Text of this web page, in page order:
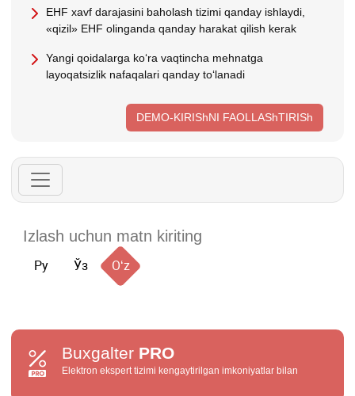
EHF хavf darajasini baholash tizimi qanday ishlaydi,
«qizil» EHF olinganda qanday harakat qilish kerak
Yangi qoidalarga koʻra vaqtincha mehnatga
layoqatsizlik nafaqalari qanday toʻlanadi
DEMO-KIRIShNI FAOLLAShTIRISh
Ру Ўз Oʻz
Buxgalter PRO
Elektron ekspert tizimi kengaytirilgan imkoniyatlar bilan